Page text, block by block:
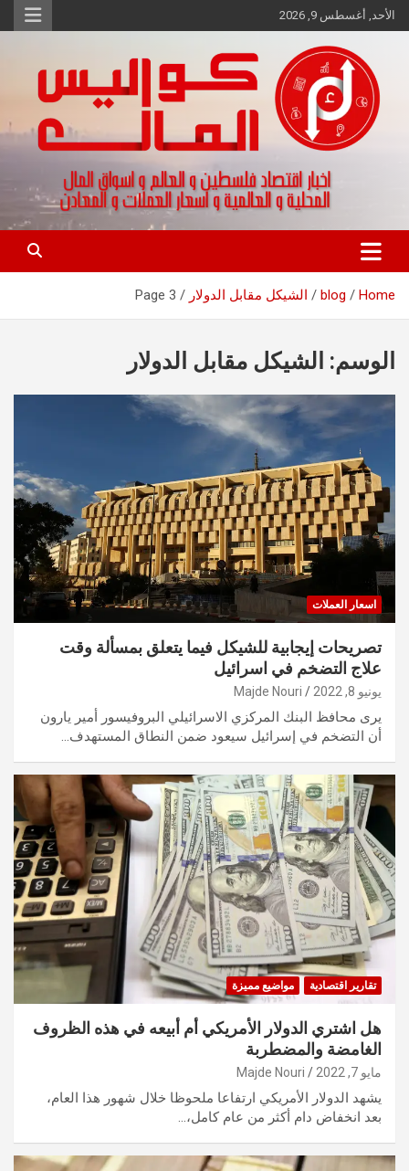
Skip
to
الأحد, أغسطس 9, 2026
كواليس المال
اخبار اقتصاد فلسطين و العالم و تقارير اسواق المال و العملات
Home
blog الشيكل مقابل الدولار Page 3
الوسم: الشيكل مقابل الدولار
اسعار العملات
تصريحات إيجابية للشيكل فيما يتعلق بمسألة وقت
علاج التضخم في اسرائيل
يونيو 8, 2022 Majde Nouri
يرى محافظ البنك المركزي الاسرائيلي البروفيسور أمير يارون
أن التضخم في إسرائيل سيعود ضمن النطاق المستهدف…
تقارير اقتصادية مواضيع مميزة
هل اشتري الدولار الأمريكي أم أبيعه في هذه الظروف
الغامضة والمضطربة
مايو 7, 2022 Majde Nouri
يشهد الدولار الأمريكي ارتفاعا ملحوظا خلال شهور هذا العام،
بعد انخفاض دام أكثر من عام كامل،…